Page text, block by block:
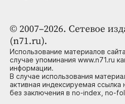
© 2007–2026. Сетевое
(n71.ru).
Использование материалов
случае упоминания www.n71.ru
информации.
В случае использования
активная индексируемая ссылка
без заключения в no-index, no-